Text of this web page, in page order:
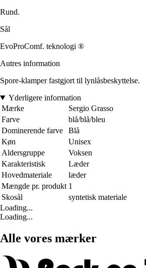
Rund.
Sål
EvoProComf. teknologi ®
Autres information
Spore-klamper fastgjort til lynlåsbeskyttelse.
Yderligere information
Mærke
Sergio Grasso
Farve
blå/blå/bleu
Dominerende farve
Blå
Køn
Unisex
Aldersgruppe
Voksen
Karakteristisk
Læder
Hovedmateriale
læder
Mængde pr. produkt 1
Skosål
syntetisk materiale
Loading...
Loading...
Alle vores mærker